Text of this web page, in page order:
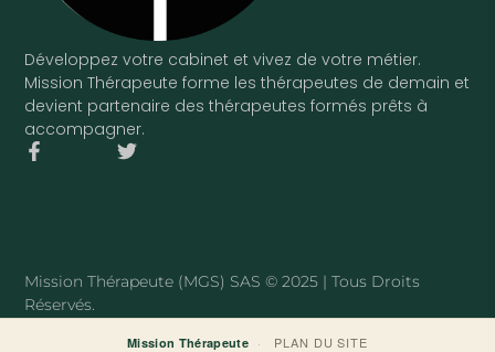
Développez votre cabinet et vivez de votre métier.
Mission Thérapeute forme les thérapeutes de demain et
devient partenaire des thérapeutes formés prêts à
accompagner.
F
k
-
T
Mission Thérapeute (MGS) SAS © 2025 | Tous Droits
Réservés.
Mission Thérapeute ·
PLAN DU SITE